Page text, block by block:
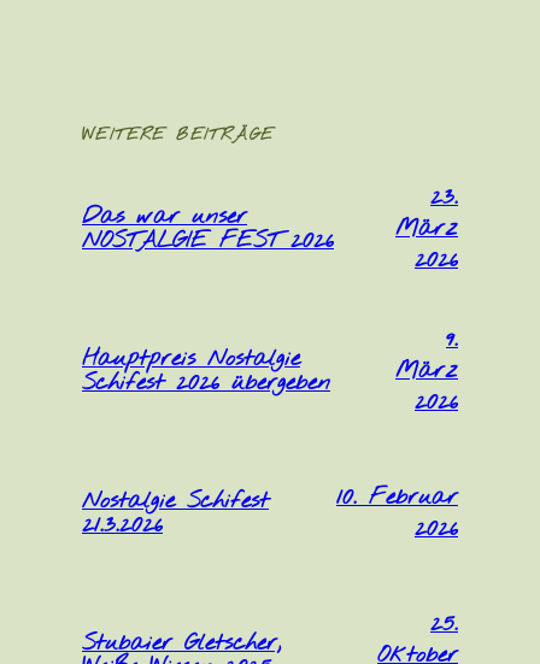
WEITERE BEITRÄGE
Das war unser
NOSTALGIE FEST 2026
23.
März
2026
Hauptpreis Nostalgie
Schifest 2026 übergeben
9.
März
2026
Nostalgie Schifest
21.3.2026
10. Februar
2026
Stubaier Gletscher,
25.
Oktober